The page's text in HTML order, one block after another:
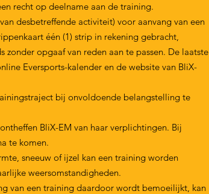
recht op deelname aan de training.
desbetreffende activiteit) voor aanvang van een
één (1) strip in rekening gebracht,
opgaaf van reden aan te passen. De laatste
Eversports-kalender en de website van BliX-
bij onvoldoende belangstelling te
BliX-EM van haar verplichtingen. Bij
te komen.
sneeuw of ijzel kan een training worden
weersomstandigheden.
van een training daardoor wordt bemoeilijkt, kan